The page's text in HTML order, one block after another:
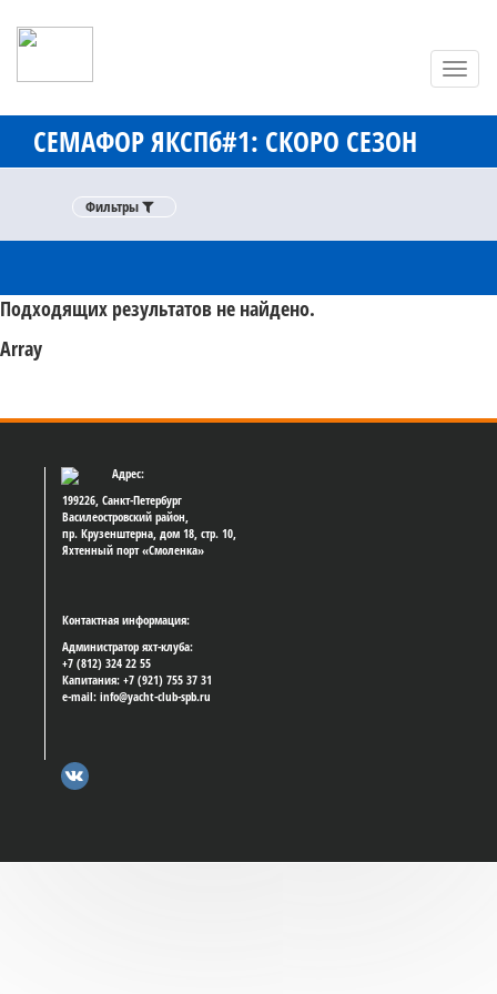
СЕМАФОР ЯКСПб#1: СКОРО СЕЗОН
Фильтры
Фильтры
Подходящих результатов не найдено.
Array
Адрес:
199226, Санкт-Петербург
Василеостровский район,
пр. Крузенштерна, дом 18, стр. 10,
Яхтенный порт «Смоленка»
Контактная информация:
Администратор яхт-клуба:
+7 (812) 324 22 55
Капитания: +7 (921) 755 37 31
e-mail: info@yacht-club-spb.ru